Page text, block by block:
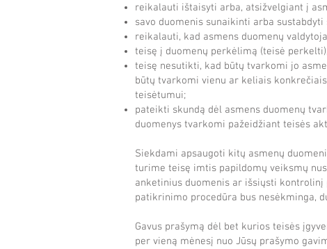
reikalauti ištaisyti arba, atsižvelgiant į
savo duomenis sunaikinti arba
reikalauti, kad asmens duomenų
teisę į duomenų perkėlimą (teisė
teisę nesutikti, kad būtų tvarkomi jo
būtų tvarkomi vienu ar keliais
teisėtumui;
pateikti skundą dėl asmens duomenų
duomenys tvarkomi pažeidžiant teisės
Siekdami apsaugoti kitų asmenų
turime teisę imtis papildomų veiksmų
anketinius duomenis ar išsiųsti
patikrinimo procedūra bus nesėkminga,
Gavus prašymą dėl bet kurios teisės
per vieną mėnesį nuo Jūsų prašymo